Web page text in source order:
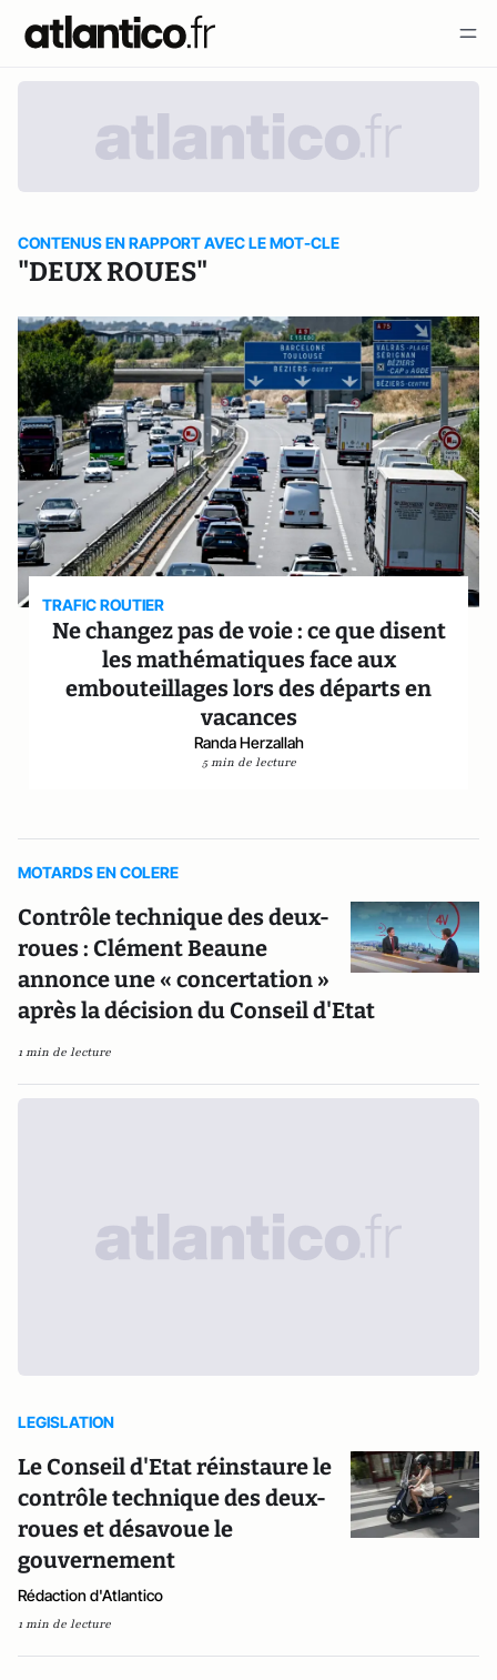
CONTENUS EN RAPPORT AVEC LE MOT-CLE
"DEUX ROUES"
TRAFIC ROUTIER
Ne changez pas de voie : ce que disent
les mathématiques face aux
embouteillages lors des départs en
vacances
Randa Herzallah
5 min de lecture
MOTARDS EN COLERE
Contrôle technique des deux-
roues : Clément Beaune
annonce une « concertation »
après la décision du Conseil d'Etat
1 min de lecture
LEGISLATION
Le Conseil d'Etat réinstaure le
contrôle technique des deux-
roues et désavoue le
gouvernement
Rédaction d'Atlantico
1 min de lecture